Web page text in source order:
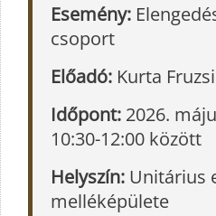
Esemény:
csoport
Előadó: Kurta
Időpont: 2026.
10:30-12:00 között
Helyszín: Unitárius
melléképülete